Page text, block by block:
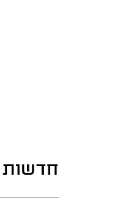
חדשות